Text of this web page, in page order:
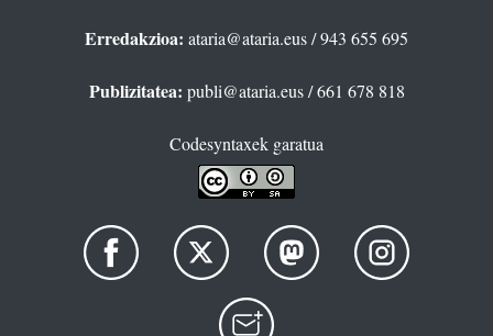
Erredakzioa: ataria@ataria.eus/ 943 655 695
Publizitatea: publi@ataria.eus/ 661 678 818
Codesyntaxek garatua